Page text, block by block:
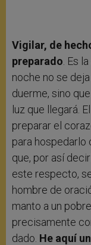
Vigilar, de
preparado . Es
noche no se
duerme, sino
luz que llegará.
preparar el
para hospedarlo
que, por así
este respecto,
hombre de
manto a un
precisamente
dado. He aquí